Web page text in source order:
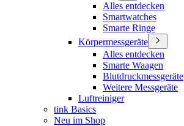
Alles entdecken
Smartwatches
Smarte Ringe
Körpermessgeräte
Alles entdecken
Smarte Waagen
Blutdruckmessgeräte
Weitere Messgeräte
Luftreiniger
tink Basics
Neu im Shop